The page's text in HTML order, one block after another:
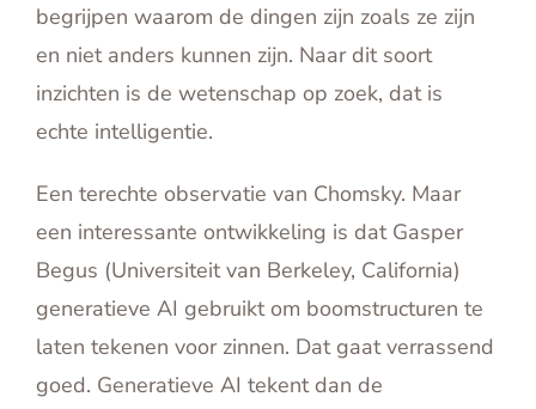
begrijpen waarom de dingen zijn zoals ze zijn
en niet anders kunnen zijn. Naar dit soort
inzichten is de wetenschap op zoek, dat is
echte intelligentie.
Een terechte observatie van Chomsky. Maar
een interessante ontwikkeling is dat Gasper
Begus (Universiteit van Berkeley, California)
generatieve AI gebruikt om boomstructuren te
laten tekenen voor zinnen. Dat gaat verrassend
goed. Generatieve AI tekent dan de